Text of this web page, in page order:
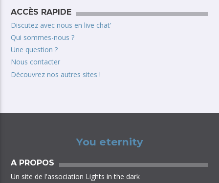
ACCÈS RAPIDE
Discutez avec nous en live chat’
Qui sommes-nous ?
Une question ?
Nous contacter
Découvrez nos autres sites !
You eternity
A PROPOS
Un site de l'association Lights in the dark